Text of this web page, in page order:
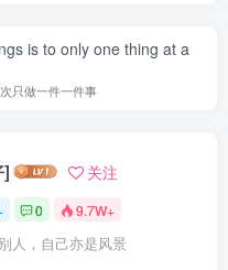
is to only one thing at a
只做一件一件事
] 关注
0 9.7W+
人，自己亦是风景